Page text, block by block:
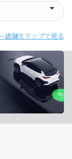
店舗をマップで見る